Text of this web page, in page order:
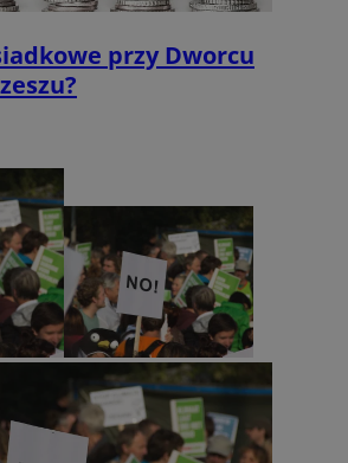
przy Dworcu